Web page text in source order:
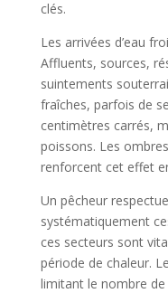
clés.
Les arrivées d’eau
Affluents, sources,
suintements
fraîches, parfois de
centimètres carrés,
poissons. Les
renforcent cet effet
Un pêcheur
systématiquement
ces secteurs sont
période de chaleur.
limitant le nombre